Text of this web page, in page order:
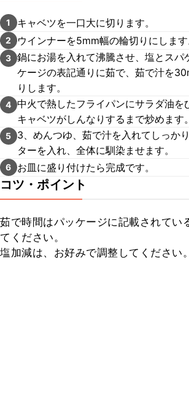
1 キャベツを一口大に切ります。
2 ウインナーを5mm幅の輪切りにします
3 鍋にお湯を入れて沸騰させ、塩とスパ
ケージの表記通りに茹で、茹で汁を
りします。
4 中火で熱したフライパンにサラダ油を
キャベツがしんなりするまで炒めます。
5
3、めんつゆ、茹で汁を入れてしっか
ターを入れ、全体に馴染ませます。
6 お皿に盛り付けたら完成です。
コツ・ポイント
茹で時間はパッケージに記載されてい
てください。
塩加減は、お好みで調整してください。